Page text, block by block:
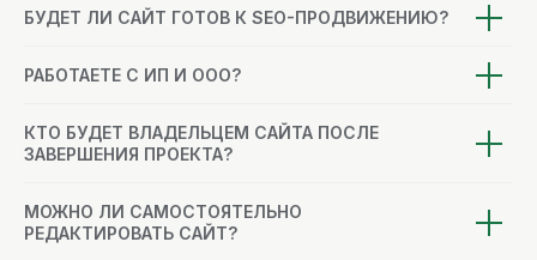
БУДЕТ ЛИ САЙТ ГОТОВ К SEO-ПРОДВИЖЕНИЮ?
РАБОТАЕТЕ С ИП И ООО?
КТО БУДЕТ ВЛАДЕЛЬЦЕМ САЙТА ПОСЛЕ
ЗАВЕРШЕНИЯ ПРОЕКТА?
МОЖНО ЛИ САМОСТОЯТЕЛЬНО
РЕДАКТИРОВАТЬ САЙТ?